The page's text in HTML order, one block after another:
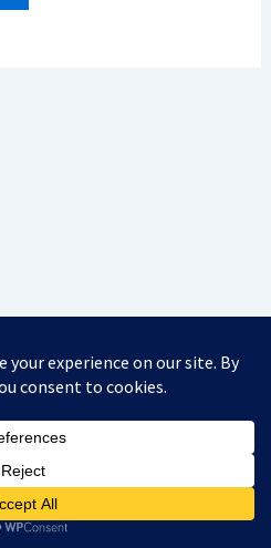
och returpolicy